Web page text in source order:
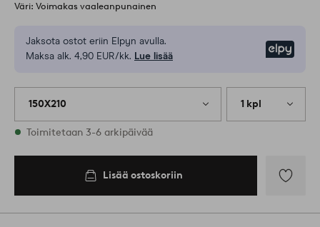
Väri: Voimakas vaaleanpunainen
Jaksota ostot eriin Elpyn avulla.
Maksa alk. 4,90 EUR/kk. Lue lisää
150X210 1 kpl
Varastossa
Toimitetaan 3-6 arkipäivää
Lisää ostoskoriin